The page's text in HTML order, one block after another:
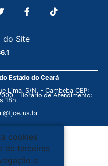
do Site
Estado do Ceará
Lima, S/N. - Cambeba CEP:
- Horário de Atendimento:
18h
cookies
de terceiros
e